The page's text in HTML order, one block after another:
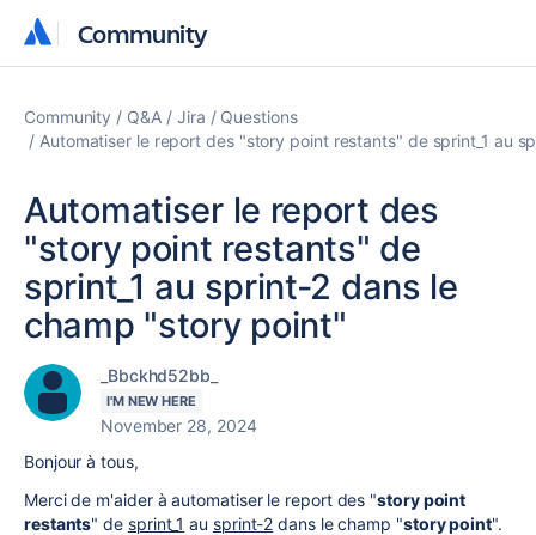
Community
Community
Community Q&A Jira
Questions
Automatiser le report des "story point restants" de sprint_1 au
Automatiser le report des
"story point restants" de
sprint_1 au sprint-2 dans le
champ "story point"
_Bbckhd52bb_
I'M NEW HERE
November 28, 2024
Bonjour à tous,
Merci de m'aider à automatiser le report des "story point
restants" de sprint_1 au sprint-2 dans le champ "story point".